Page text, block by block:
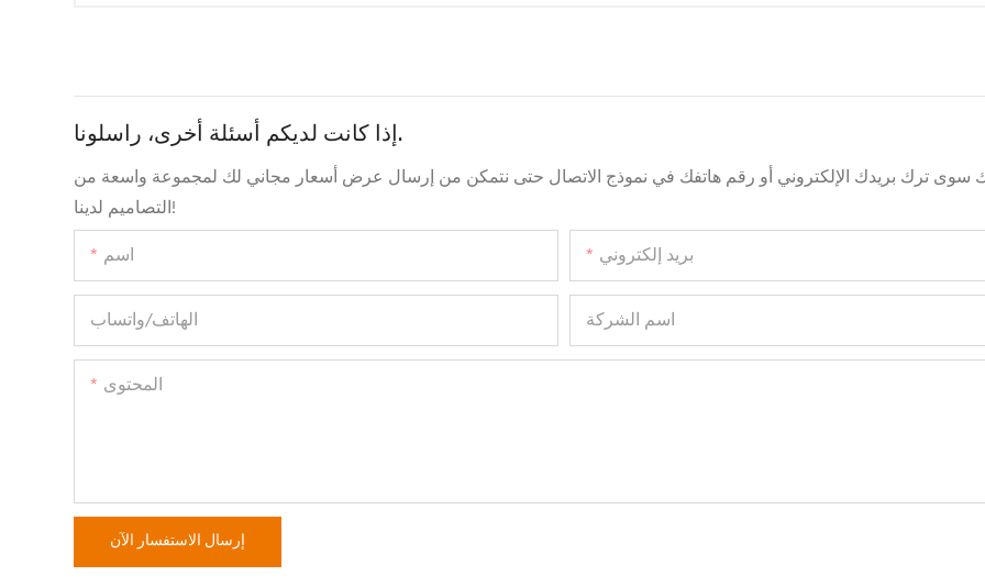
إذا كانت لديكم أسئلة أخرى، راسلونا.
سوى ترك بريدك الإلكتروني أو رقم هاتفك في نموذج الاتصال حتى نتمكن من إرسال عرض أسعار مجاني لك لمجموعة واسعة من
التصاميم لدينا!
اسم
بريد إلكتروني
الهاتف/واتساب اسم الشركة
المحتوى
إرسال الاستفسار الآن